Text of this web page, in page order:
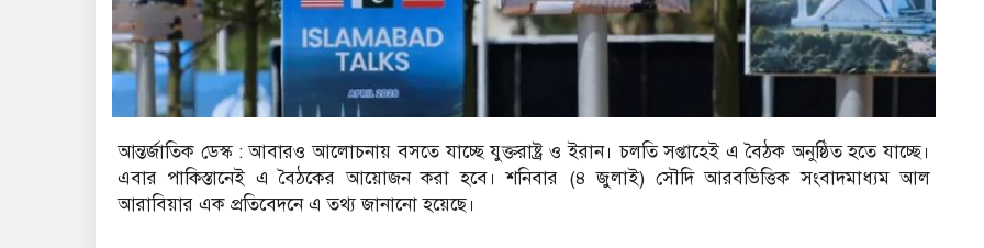
আন্তর্জাতিক ডেস্ক : আবারও আলোচনায় বসতে যাচ্ছে যুক্তরাষ্ট্র ও ইরান। চলতি সপ্তাহেই এ বৈঠক অনুষ্ঠিত হতে যাচ্ছে।
এবার পাকিস্তানেই এ বৈঠকের আয়োজন করা হবে। শনিবার (৪ জুলাই) সৌদি আরবভিত্তিক সংবাদমাধ্যম আল
আরাবিয়ার এক প্রতিবেদনে এ তথ্য জানানো হয়েছে।